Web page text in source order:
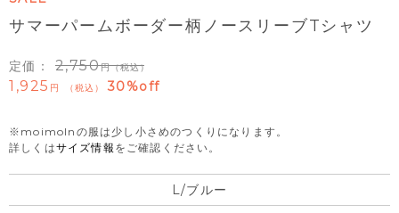
サマーパームボーダー柄ノースリーブTシャツ
定価： 2,750 （税込）
1,925 税込 30%off
※moimolnの服は少し小さめのつくりになります。
詳しくはサイズ情報 をご確認ください。
L/ブルー